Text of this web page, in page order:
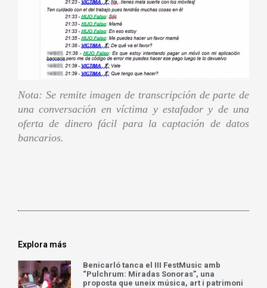
Nota: Se remite imagen de transcripción de parte de
una conversación en víctima y estafador y de una
oferta de dinero fácil para la captación de datos
bancarios.
Explora más
Benicarló tanca el III FestMusic amb
“Pulchrum: Miradas Sonoras”, una
proposta que uneix música, art i patrimoni